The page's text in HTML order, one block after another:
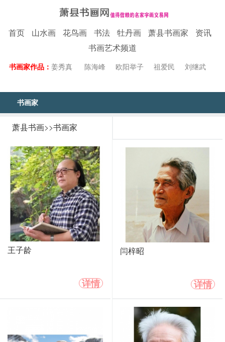
首页 山水画 花鸟画 书法 牡丹画 萧县书画家
资讯
书画艺术频道
书画家作品： 姜秀真 陈海峰 欧阳举子 祖爱民 刘继武
书画家
萧县书画>>书画家
王子龄
详情
闫梓昭
详情